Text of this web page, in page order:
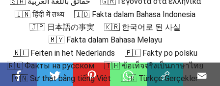
🇮🇳 हिंदी में तथ्य
🇮🇩 Fakta dalam Bahasa Indonesia
🇯🇵 日本語の事実
🇰🇷 한국어로 된 사실
🇲🇾 Fakta dalam Bahasa Melayu
🇳🇱 Feiten in het Nederlands
🇵🇱 Fakty po polsku
🇷🇺 Факты на русском
🇹🇭 ข้อเท็จจริงเป็นภาษาไทย
🇻🇳 Sự thật bằng tiếng Việt
🇹🇷 Türkçe Gerçekler